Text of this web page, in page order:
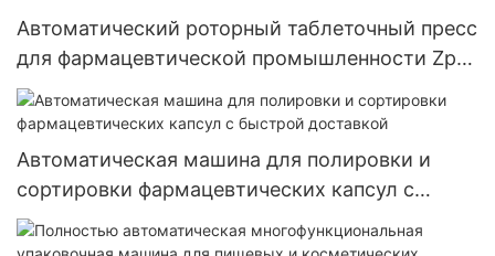
Автоматический роторный таблеточный пресс
для фармацевтической промышленности Zp-
23 диаметром 28 мм
Автоматическая машина для полировки и
сортировки фармацевтических капсул с
быстрой доставкой